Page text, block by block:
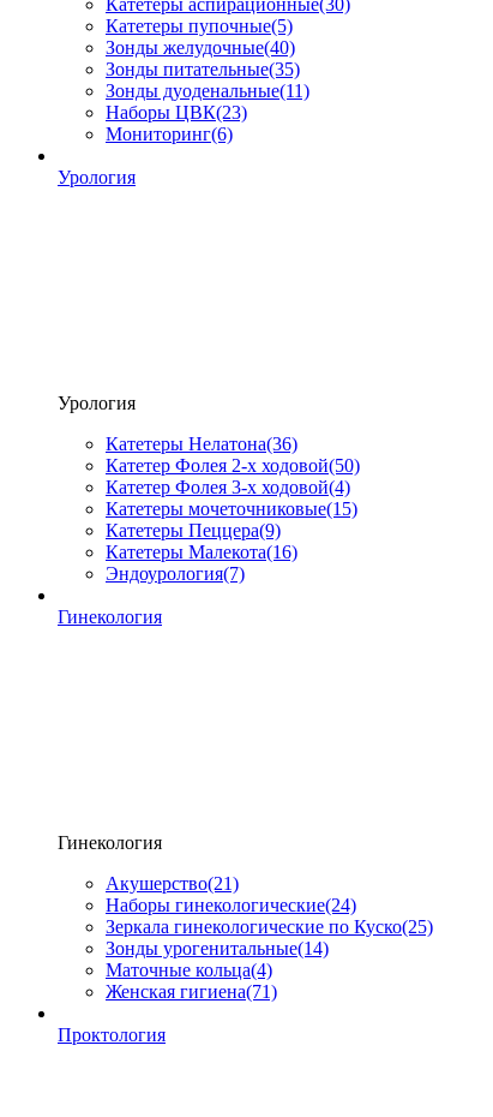
Катетеры аспирационные(30)
Катетеры пупочные(5)
Зонды желудочные(40)
Зонды питательные(35)
Зонды дуоденальные(11)
Наборы ЦВК(23)
Мониторинг(6)
Урология
Урология
Катетеры Нелатона(36)
Катетер Фолея 2-х ходовой(50)
Катетер Фолея 3-х ходовой(4)
Катетеры мочеточниковые(15)
Катетеры Пеццера(9)
Катетеры Малекота(16)
Эндоурология(7)
Гинекология
Гинекология
Акушерство(21)
Наборы гинекологические(24)
Зеркала гинекологические по Куско(25)
Зонды урогенитальные(14)
Маточные кольца(4)
Женская гигиена(71)
Проктология